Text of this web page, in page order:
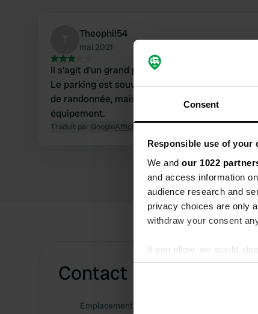
Consent
Responsible use of your
We and our 1022
and access information
audience research and
privacy choices are only
withdraw your consent
If you allow, we would
Collect information
Find out more about
Theophil54
mai 2021
Il s'agit d'un grand parking pavé. Vous pouvez
Le parking est souvent très fréquenté
de randonnée, mais il est généralement très
équipement.
Traduit par GoogleAfficher l'original
Contact
Emplacement